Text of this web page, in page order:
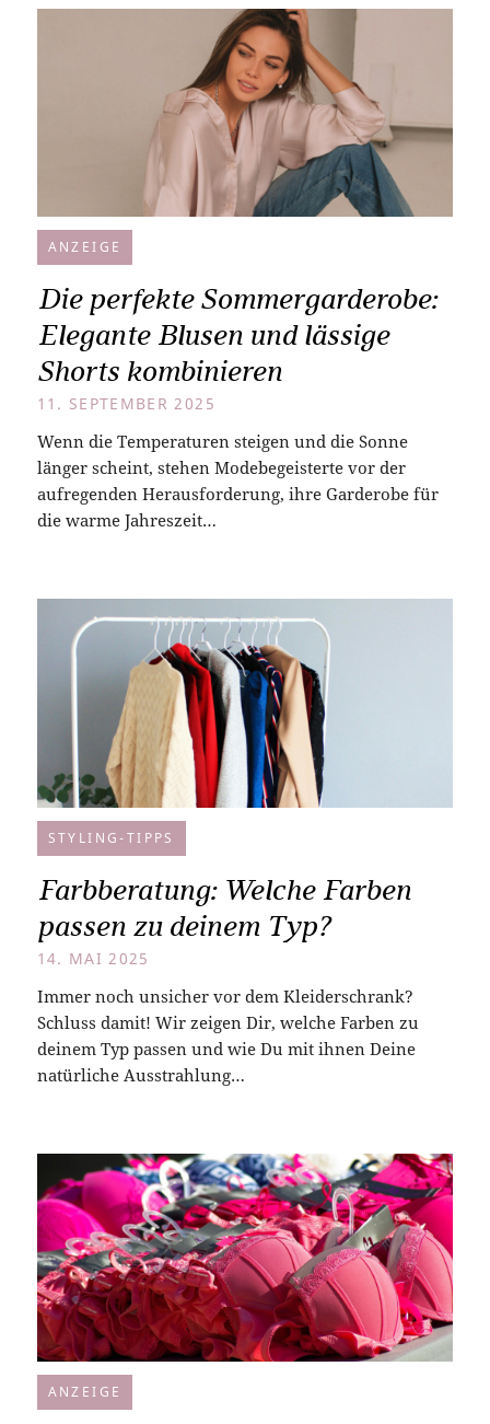
ANZEIGE
Die perfekte Sommergarderobe:
Elegante Blusen und lässige
Shorts kombinieren
11. SEPTEMBER 2025
Wenn die Temperaturen steigen und die Sonne
länger scheint, stehen Modebegeisterte vor der
aufregenden Herausforderung, ihre Garderobe für
die warme Jahreszeit…
STYLING-TIPPS
Farbberatung: Welche Farben
passen zu deinem Typ?
14. MAI 2025
Immer noch unsicher vor dem Kleiderschrank?
Schluss damit! Wir zeigen Dir, welche Farben zu
deinem Typ passen und wie Du mit ihnen Deine
natürliche Ausstrahlung…
ANZEIGE